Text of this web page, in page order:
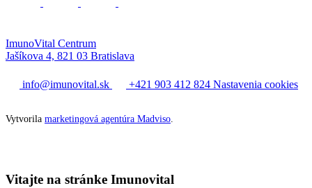
ImunoVital Centrum
Jašíkova 4, 821 03 Bratislava
info@imunovital.sk +421 903 412 824 Nastavenia cookies
Vytvorila marketingová agentúra Madviso
Vitajte na stránke Imunovital